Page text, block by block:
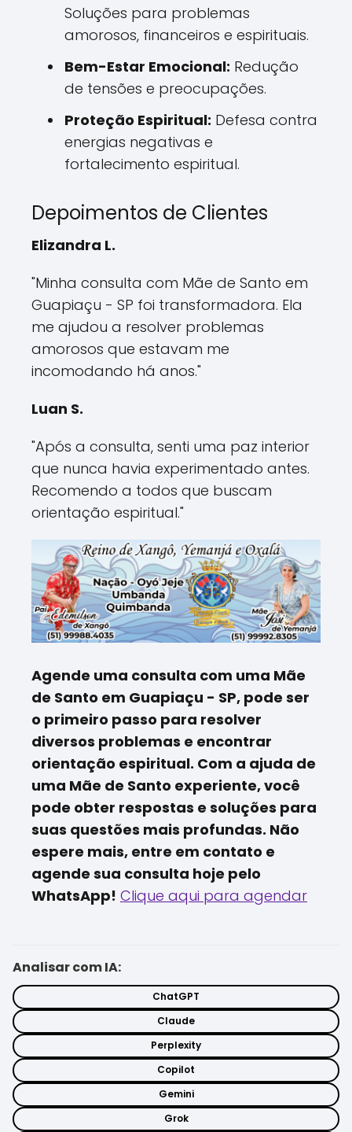
Soluções para problemas
amorosos, financeiros e espirituais.
Bem-Estar Emocional: Redução
de tensões e preocupações.
Proteção Espiritual: Defesa contra
energias negativas e
fortalecimento espiritual.
Depoimentos de Clientes
Elizandra L.
"Minha consulta com Mãe de Santo em
Guapiaçu - SP foi transformadora. Ela
me ajudou a resolver problemas
amorosos que estavam me
incomodando há anos."
Luan S.
"Após a consulta, senti uma paz interior
que nunca havia experimentado antes.
Recomendo a todos que buscam
orientação espiritual."
Agende uma consulta com uma Mãe
de Santo em Guapiaçu - SP, pode ser
o primeiro passo para resolver
diversos problemas e encontrar
orientação espiritual. Com a ajuda de
uma Mãe de Santo experiente, você
pode obter respostas e soluções para
suas questões mais profundas. Não
espere mais, entre em contato e
agende sua consulta hoje pelo
WhatsApp! Clique aqui para agendar
Analisar com IA:
ChatGPT
Claude
Perplexity
Copilot
Gemini
Grok